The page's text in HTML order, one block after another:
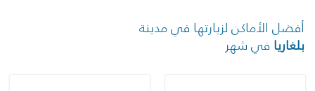
أفضل الأماكن لزيارتها في مدينة
بلغاريا في شهر